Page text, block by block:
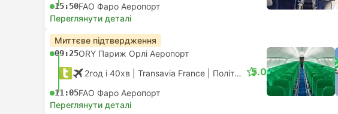
15:50FAO Фаро Аеропорт
Переглянути деталі
Миттєве підтвердження
09:25ORY Париж Орлі Аеропорт
2год і 40хв | Transavia France Політ #TO7672 |Економ
11:05FAO Фаро Аеропорт
5.0
Переглянути деталі